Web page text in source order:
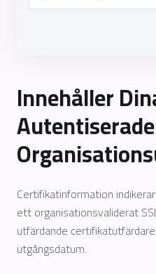
Innehåller
Autentiserade
Certifikatinformation
ett organisationsvaliderat
utfärdande
utgångsdatum.